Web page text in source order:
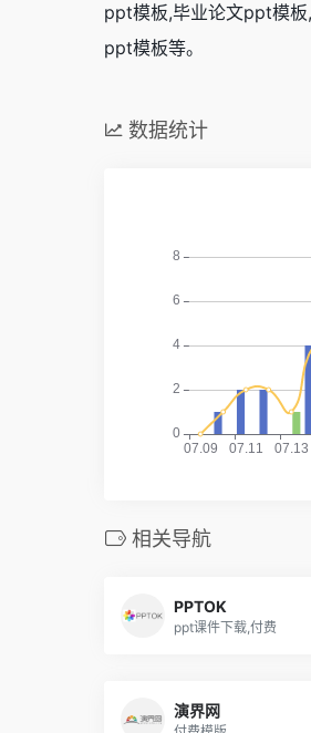
ppt模板,毕业论文ppt模
ppt模板等。
数据统计
相关导航
PPTOK
ppt课件下载,付费
演界网